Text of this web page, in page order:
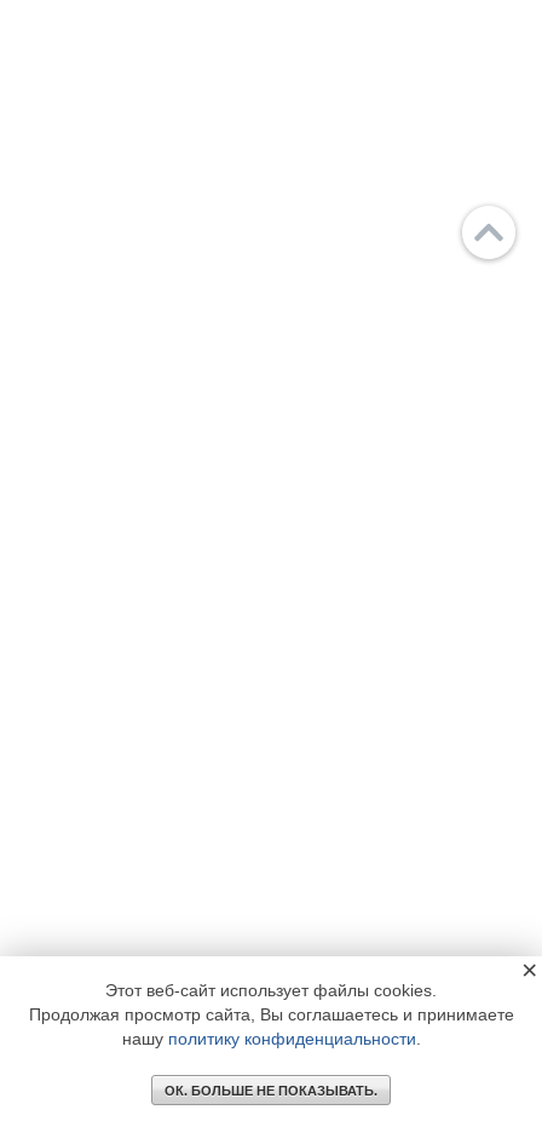
Этот веб-сайт использует файлы cookies.
Продолжая просмотр сайта, Вы соглашаетесь и принимаете
нашу политику конфиденциальности
ОК. БОЛЬШЕ НЕ ПОКАЗЫВАТЬ.
×